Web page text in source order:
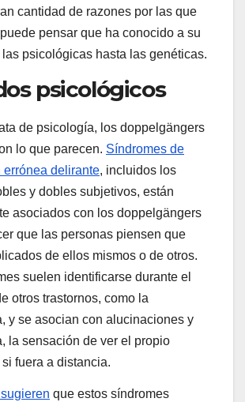
cantidad de razones por las que
pensar que ha conocido a su
psicológicas hasta las genéticas.
psicológicos
de psicología, los doppelgängers
lo que parecen. Síndromes de
errónea delirante, incluidos los
y dobles subjetivos, están
asociados con los doppelgängers
que las personas piensen que
de ellos mismos o de otros.
suelen identificarse durante el
otros trastornos, como la
y se asocian con alucinaciones y
la sensación de ver el propio
fuera a distancia.
que estos síndromes